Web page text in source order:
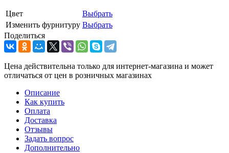
Цвет
Выбрать
Изменить фурнитуру Выбрать
Поделиться
Цена действительна только для интернет-магазина и может
отличаться от цен в розничных магазинах
Описание
Как купить
Оплата
Доставка
Отзывы
Задать вопрос
Дополнительно